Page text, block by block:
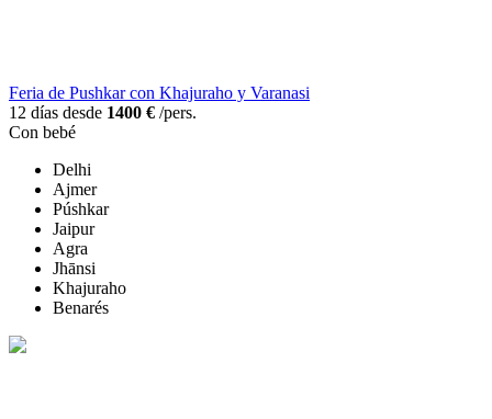
Feria de Pushkar con Khajuraho y Varanasi
12 días desde 1400 € /pers.
Con bebé
Delhi
Ajmer
Púshkar
Jaipur
Agra
Jhānsi
Khajuraho
Benarés